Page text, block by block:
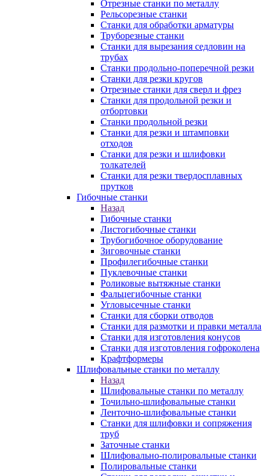
Отрезные станки по металлу
Рельсорезные станки
Станки для обработки арматуры
Труборезные станки
Станки для вырезания седловин на
трубаx
Станки продольно-поперечной резки
Станки для резки кругов
Отрезные станки для сверл и фрез
Станки для продольной резки и
отбортовки
Станки продольной резки
Станки для резки и штамповки
отходов
Станки для резки и шлифовки
толкателей
Станки для резки твердосплавных
прутков
Гибочные станки
Назад
Гибочные станки
Листогибочные станки
Трубогибочное оборудование
Зиговочные станки
Профилегибочные станки
Пуклевочные станки
Роликовые вытяжные станки
Фальцегибочные станки
Угловысечные станки
Станки для сборки отводов
Станки для размотки и правки металла
Станки для изготовления конусов
Станки для изготовления гофроколена
Крафтформеры
Шлифовальные станки по металлу
Назад
Шлифовальные станки по металлу
Точильно-шлифовальные станки
Ленточно-шлифовальные станки
Станки для шлифовки и сопряжения
труб
Заточные станки
Шлифовально-полировальные станки
Полировальные станки